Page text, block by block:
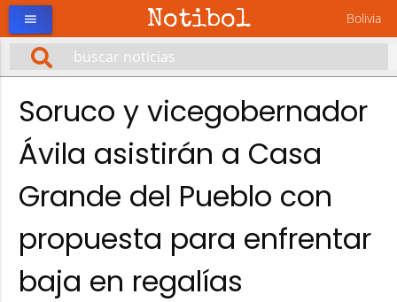
Notibol Bolivia
menu
Soruco y vicegobernador
Ávila asistirán a Casa
Grande del Pueblo con
propuesta para enfrentar
baja en regalías